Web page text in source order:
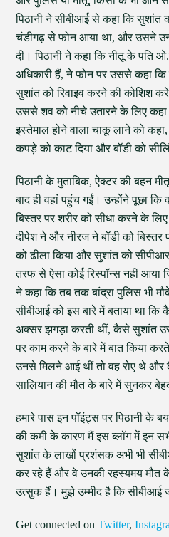
पिठानी ने सीबीआई से कहा कि सुशांत
चंडीगढ़ से फोन आया था, और उसने
दी। पिठानी ने कहा कि नीतू के पति
अधिकारी हैं, ने फोन पर उससे कहा
सुशांत को रिवाइव करने की कोशिश
उससे शव को नीचे उतारने के लिए कहा
इस्तेमाल होने वाला चाकू लाने को
कपड़े को काट दिया और बॉडी को
पिठानी के मुताबिक, ऐक्टर की बहन
बाद ही वहां पहुंच गईं। उन्होंने पूछा
बिस्तर पर शरीर को सीधा करने के
दीपेश ने और नीरज ने बॉडी को
को ढीला किया और सुशांत को
तरफ से ऐसा कोई रिस्पॉन्स नहीं आया
ने कहा कि तब तक बांद्रा पुलिस भी
सीबीआई को इस बारे में बताया था
अक्सर झगड़ा करती थीं, कैसे सुशांत
पर काम करने के बारे में बात किया
उनसे मिलने आई थीं तो वह रोए थे और
सालियान की मौत के बारे में सुनकर
हमारे पास इन पॉइंट्स पर पिठानी के
की कमी के कारण मैं इस ब्लॉग में इन
सुशांत के लाखों प्रशंसक अभी भी
कर रहे हैं और वे उनकी रहस्यमय मौत
उत्सुक हैं। मुझे उम्मीद है कि
Get connected onTwitter,